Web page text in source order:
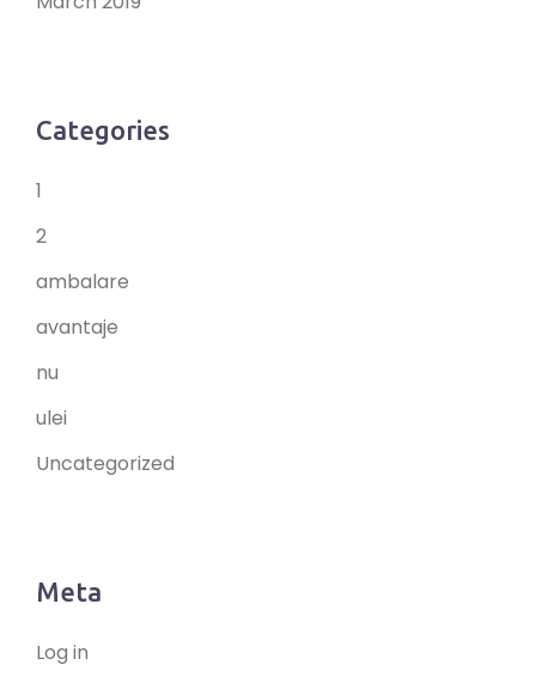
Categories
1
2
ambalare
avantaje
nu
ulei
Uncategorized
Meta
Log in